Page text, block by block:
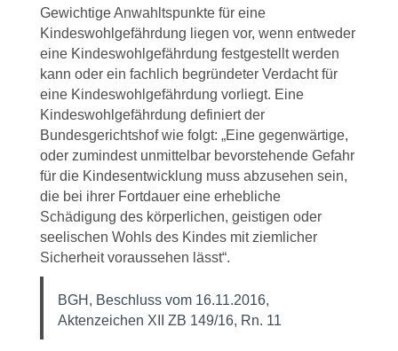
Gewichtige Anwahltspunkte für eine
Kindeswohlgefährdung liegen vor, wenn entweder
eine Kindeswohlgefährdung festgestellt werden
kann oder ein fachlich begründeter Verdacht für
eine Kindeswohlgefährdung vorliegt. Eine
Kindeswohlgefährdung definiert der
Bundesgerichtshof wie folgt: „Eine gegenwärtige,
oder zumindest unmittelbar bevorstehende Gefahr
für die Kindesentwicklung muss abzusehen sein,
die bei ihrer Fortdauer eine erhebliche
Schädigung des körperlichen, geistigen oder
seelischen Wohls des Kindes mit ziemlicher
Sicherheit voraussehen lässt“.
BGH, Beschluss vom 16.11.2016,
Aktenzeichen XII ZB 149/16, Rn. 11